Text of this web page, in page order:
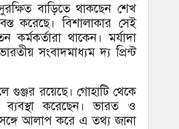
বাড়িতে থাকছেন শেখ
করেছে। বিশালাকার সেই
থাকেন। মর্যাদা
সংবাদমাধ্যম দ্য প্রিন্ট
গুঞ্জর রয়েছে। গোহাটি থেকে
করেছেন। ভারত ও
সঙ্গে আলাপ করে এ তথ্য জানা